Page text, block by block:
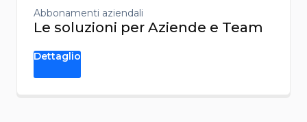
Abbonamenti aziendali
Le soluzioni per Aziende e Team
Dettaglio